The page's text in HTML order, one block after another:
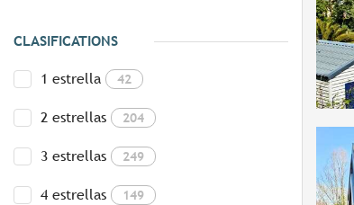
CLASIFICATIONS
1 estrella 42
2 estrellas 204
3 estrellas 249
4 estrellas 149